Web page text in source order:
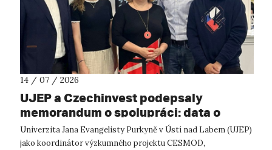
14 / 07 / 2026
UJEP a Czechinvest podepsaly
memorandum o spolupráci: data o
podnikatelském prostředí posílí
výzkum CESMOD
Univerzita Jana Evangelisty Purkyně v Ústí nad Labem (UJEP)
jako koordinátor výzkumného projektu CESMOD,